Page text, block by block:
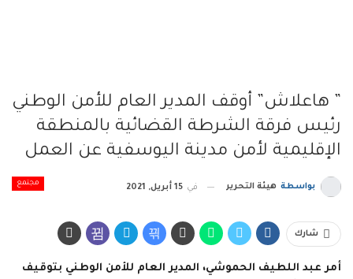
” هاعلاش” أوقف المدير العام للأمن الوطني
رئيس فرقة الشرطة القضائية بالمنطقة
الإقليمية لأمن مدينة اليوسفية عن العمل
مجتمع بواسطة هيئة التحرير في 15 أبريل, 2021
شارك
أمر عبد اللطيف الحموشي، المدير العام للأمن الوطني بتوقيف